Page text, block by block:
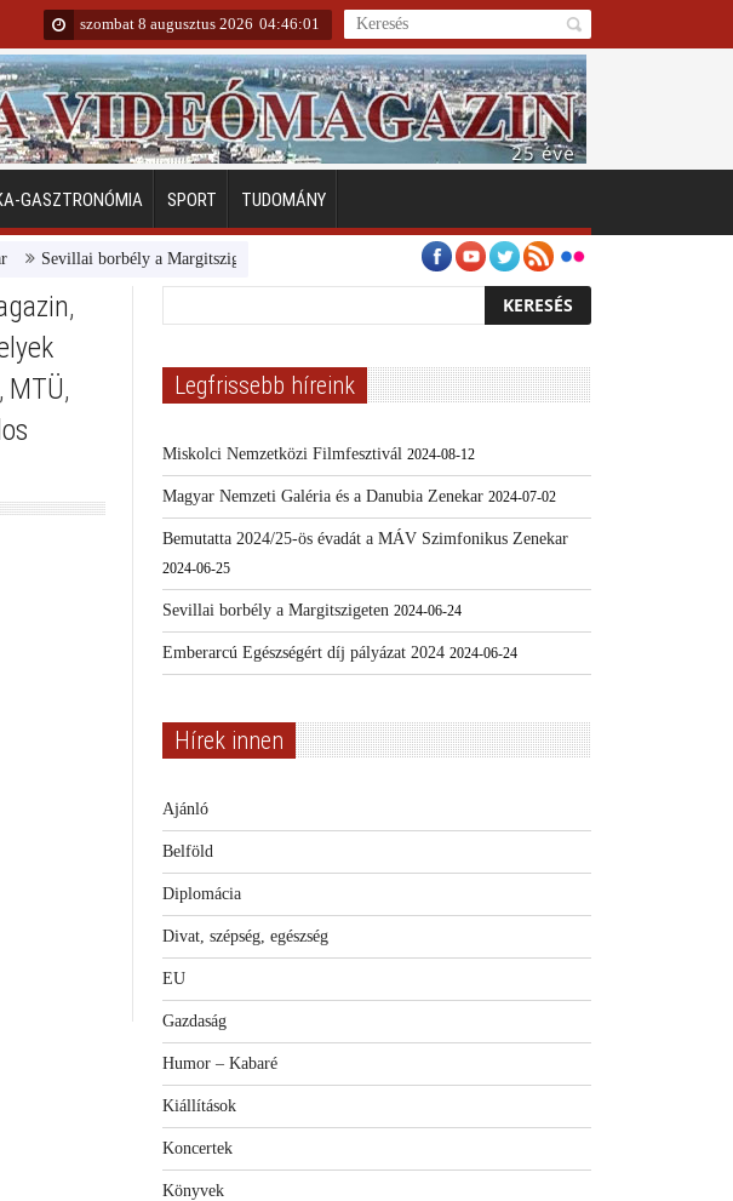
szombat 8 augusztus 2026 04:46:01
GASZTRONÓMIA SPORT TUDOMÁNY
Sevillai borbély a Margitszigeten Emberarcú Egészségért díj pályázat 2024 Kertész/Kópiák
,
, MTÜ,
Legfrissebb híreink
Miskolci Nemzetközi Filmfesztivál 2024-08-12
Magyar Nemzeti Galéria és a Danubia Zenekar 2024-07-02
Bemutatta 2024/25-ös évadát a MÁV Szimfonikus Zenekar
2024-06-25
Sevillai borbély a Margitszigeten 2024-06-24
Emberarcú Egészségért díj pályázat 2024 2024-06-24
Hírek innen
Ajánló
Belföld
Diplomácia
Divat, szépség, egészség
EU
Gazdaság
Humor – Kabaré
Kiállítások
Koncertek
Könyvek